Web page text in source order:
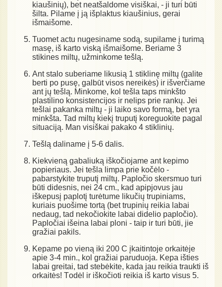
kiaušinių), bet neatšaldome visiškai, - ji turi būti
šilta. Pilame į ją išplaktus kiaušinius, gerai
išmaišome.
Tuomet actu nugesiname sodą, supilame į turimą
masę, iš karto viską išmaišome. Beriame 3
stikines miltų, užminkome tešlą.
Ant stalo suberiame likusią 1 stiklinę miltų (galite
berti po pusę, galbūt visos nereikės) ir išverčiame
ant jų tešlą. Minkome, kol tešla taps minkšto
plastilino konsistencijos ir nelips prie rankų. Jei
tešlai pakanka miltų - ji laiko savo formą, bet yra
minkšta. Tad miltų kiekį truputį koreguokite pagal
situaciją. Man visiškai pakako 4 stiklinių.
Tešlą daliname į 5-6 dalis.
Kiekvieną gabaliuką iškočiojame ant kepimo
popieriaus. Jei tešla limpa prie kočėlo -
pabarstykite truputį miltų. Papločio skersmuo turi
būti didesnis, nei 24 cm., kad apipjovus jau
iškepusį paplotį turėtume likučių trupiniams,
kuriais puošime tortą (bet trupinių reikia labai
nedaug, tad nekočiokite labai didelio papločio).
Papločiai išeina labai ploni - taip ir turi būti, jie
gražiai pakils.
Kepame po vieną iki 200 C įkaitintoje orkaitėje
apie 3-4 min., kol gražiai paruduoja. Kepa išties
labai greitai, tad stebėkite, kada jau reikia traukti iš
orkaitės! Тodėl ir iškočioti reikia iš karto visus 5.